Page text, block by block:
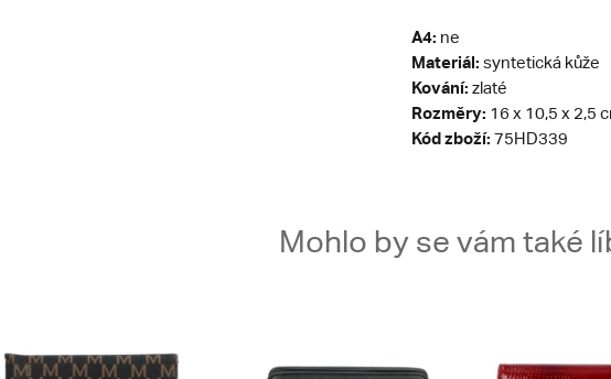
A4: ne
Materiál: syntetická kůže
Kování: zlaté
Rozměry: 16 x 10,5 x 2,5
Kód zboží: 75HD339
Mohlo by se vám také